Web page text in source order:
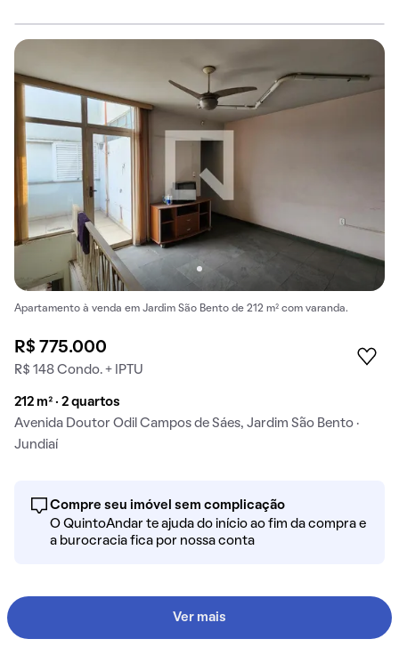
Apartamento à venda em Jardim São Bento de 212 m² com varanda.
R$ 775.000
R$ 148 Condo. + IPTU
212 m² · 2 quartos
Avenida Doutor Odil Campos de Sáes, Jardim São Bento ·
Jundiaí
Compre seu imóvel sem complicação
O QuintoAndar te ajuda do início ao fim da compra e
a burocracia fica por nossa conta
Ver mais